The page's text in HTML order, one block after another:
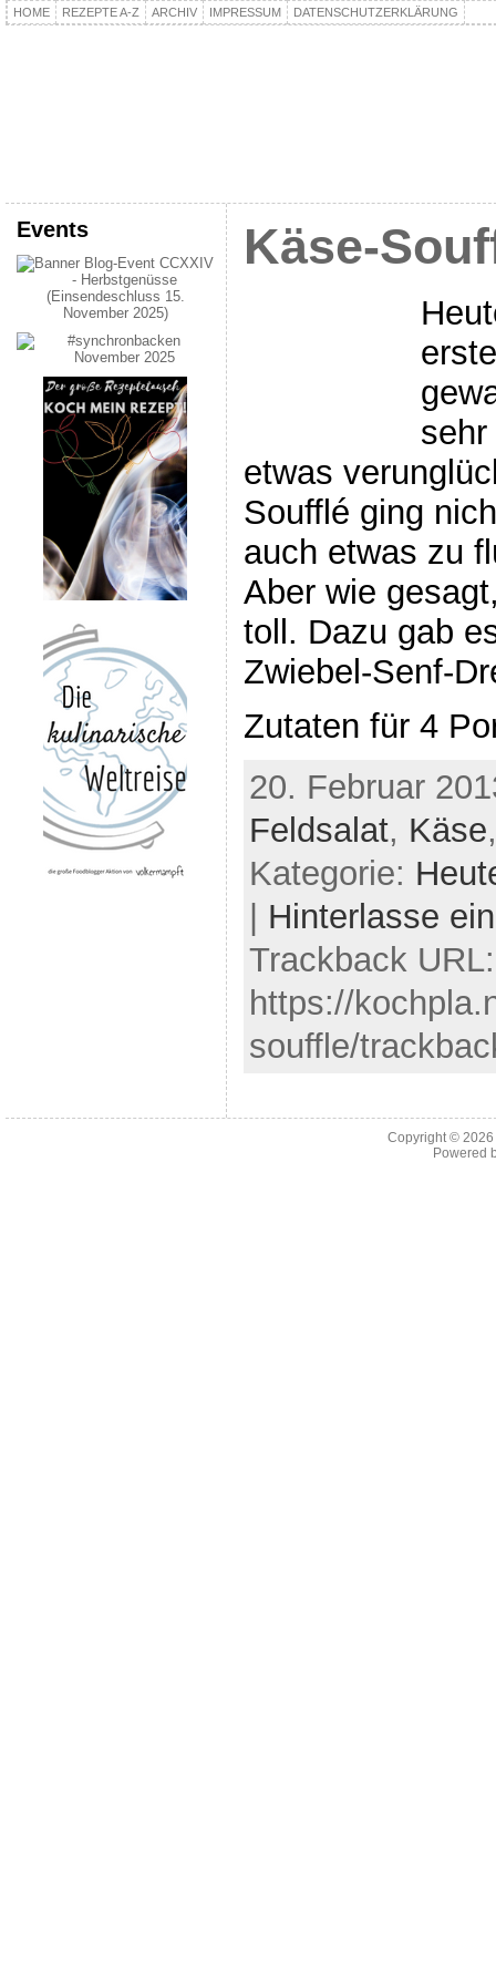
HOME REZEPTE A-Z ARCHIV IMPRESSUM DATENSCHUTZERKLÄRUNG
Events Käse-
etwas
Soufflé ging
auch etwas zu
Aber wie
toll. Dazu gab
Zwiebel-Senf-
Zutaten für 4
20. Februar
Feldsalat, Käse
Kategorie:
Hinterlasse
Trackback URL:
https://
souffle/
Copyright ©
Powered